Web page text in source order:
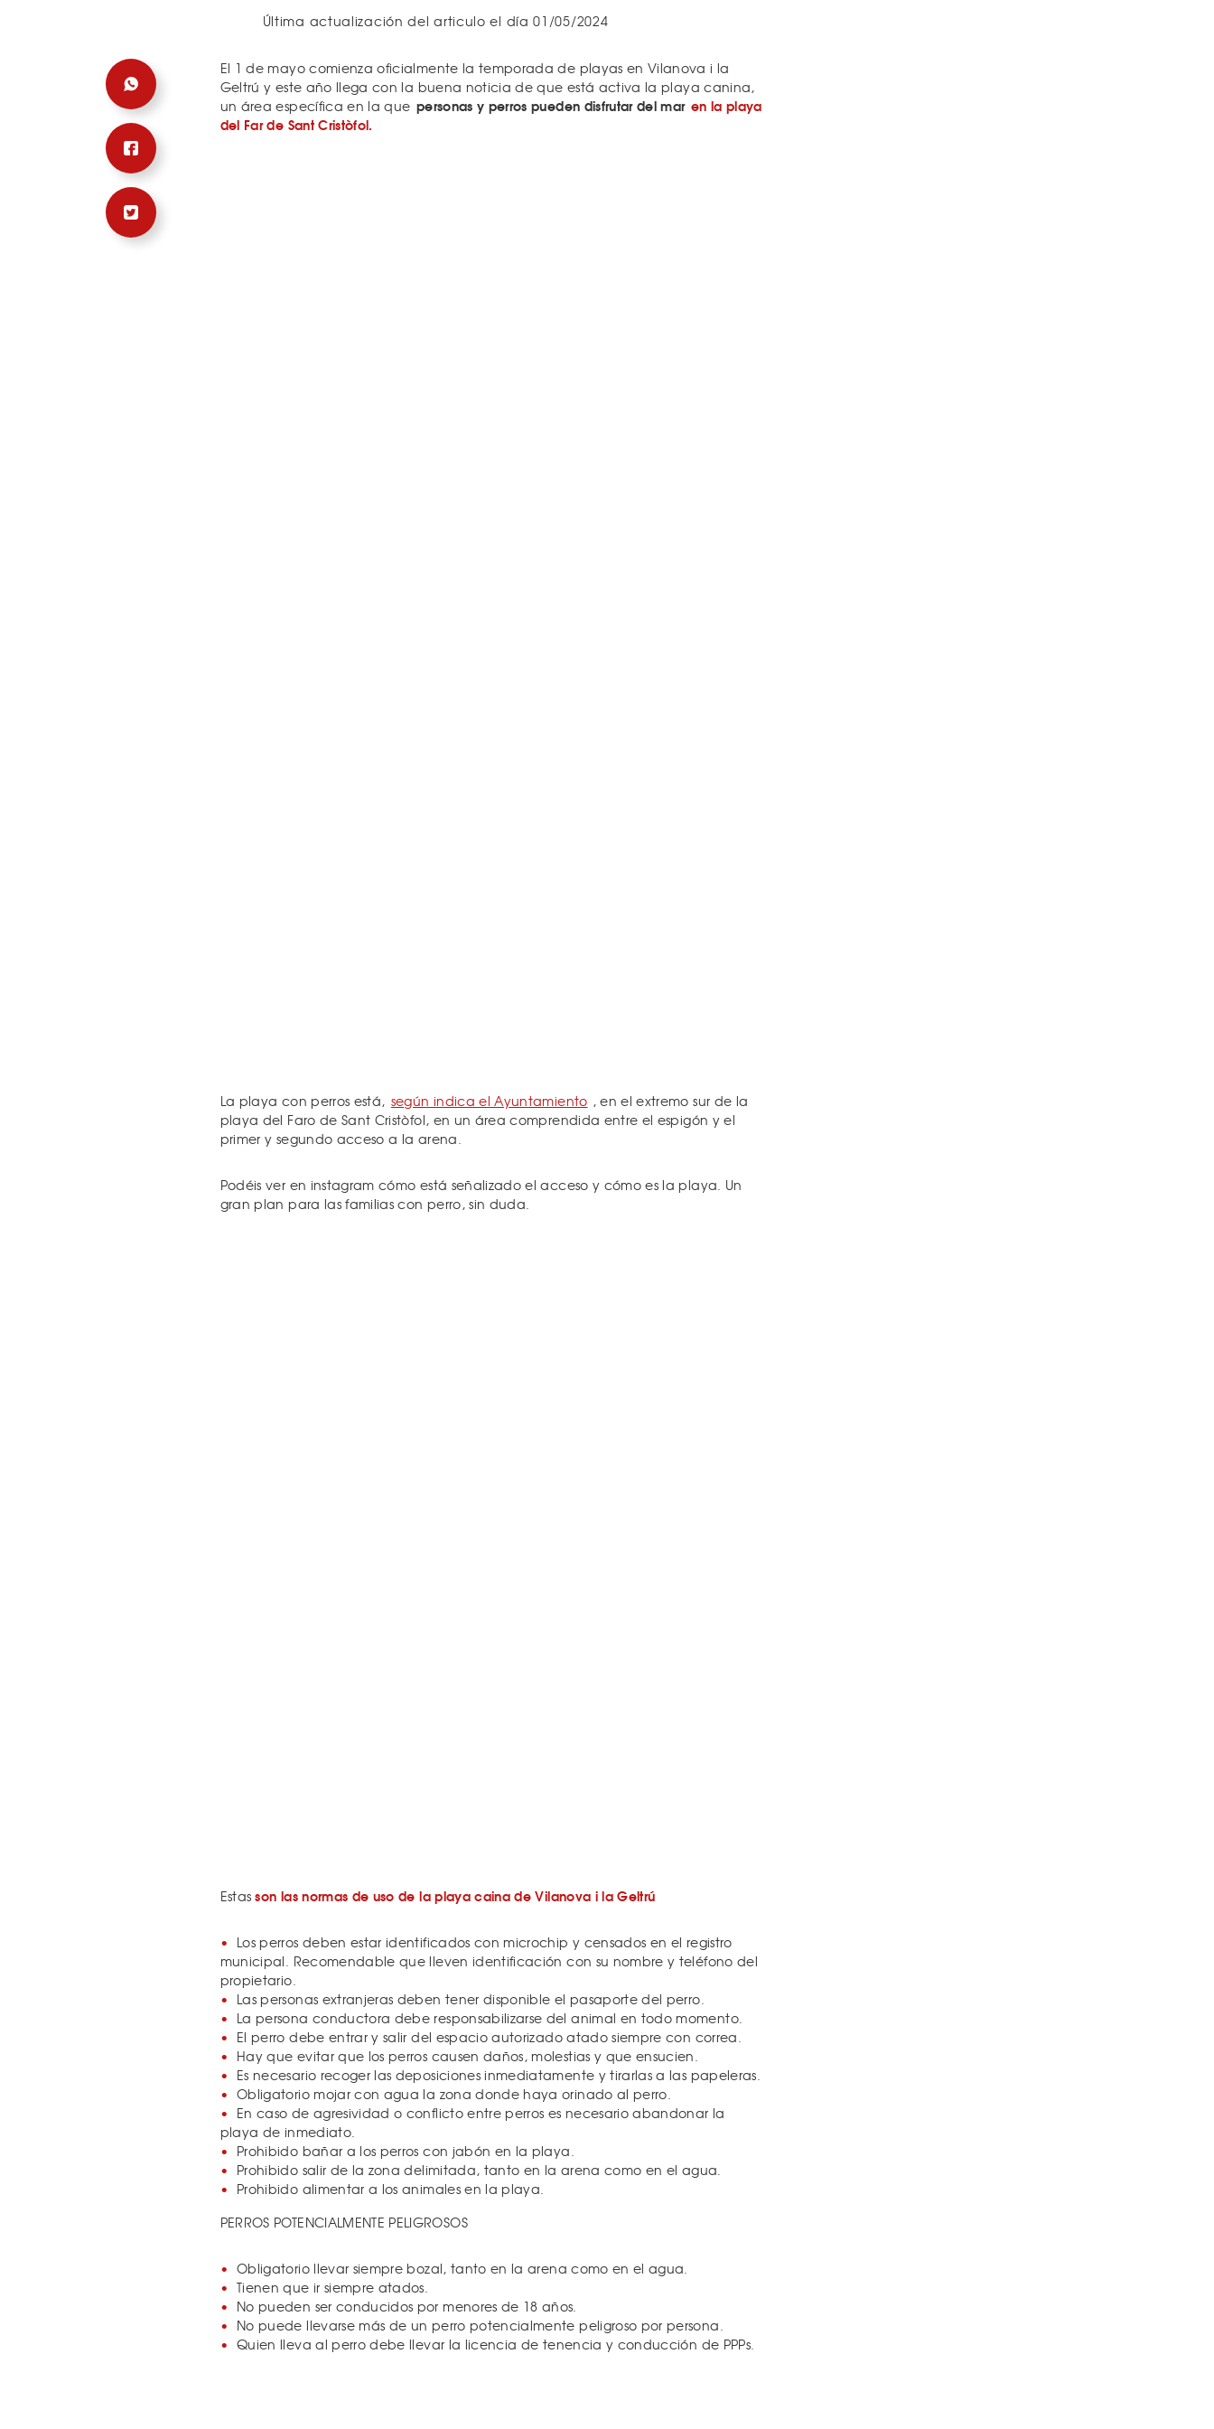
Última actualización del articulo el día 01/05/2024
El 1 de mayo comienza oficialmente la temporada de playas en Vilanova i la
Geltrú y este año llega con la buena noticia de que está activa la playa canina,
un área específica en la que personas y perros pueden disfrutar del mar en la playa
del Far de Sant Cristòfol.
La playa con perros está, según indica el Ayuntamiento , en el extremo sur de la
playa del Faro de Sant Cristòfol, en un área comprendida entre el espigón y el
primer y segundo acceso a la arena.
Podéis ver en instagram cómo está señalizado el acceso y cómo es la playa. Un
gran plan para las familias con perro, sin duda.
Estas son las normas de uso de la playa caina de Vilanova i la Geltrú
Los perros deben estar identificados con microchip y censados en el registro
municipal. Recomendable que lleven identificación con su nombre y teléfono del
propietario.
Las personas extranjeras deben tener disponible el pasaporte del perro.
La persona conductora debe responsabilizarse del animal en todo momento.
El perro debe entrar y salir del espacio autorizado atado siempre con correa.
Hay que evitar que los perros causen daños, molestias y que ensucien.
Es necesario recoger las deposiciones inmediatamente y tirarlas a las papeleras.
Obligatorio mojar con agua la zona donde haya orinado al perro.
En caso de agresividad o conflicto entre perros es necesario abandonar la
playa de inmediato.
Prohibido bañar a los perros con jabón en la playa.
Prohibido salir de la zona delimitada, tanto en la arena como en el agua.
Prohibido alimentar a los animales en la playa.
PERROS POTENCIALMENTE PELIGROSOS
Obligatorio llevar siempre bozal, tanto en la arena como en el agua.
Tienen que ir siempre atados.
No pueden ser conducidos por menores de 18 años.
No puede llevarse más de un perro potencialmente peligroso por persona.
Quien lleva al perro debe llevar la licencia de tenencia y conducción de PPPs.